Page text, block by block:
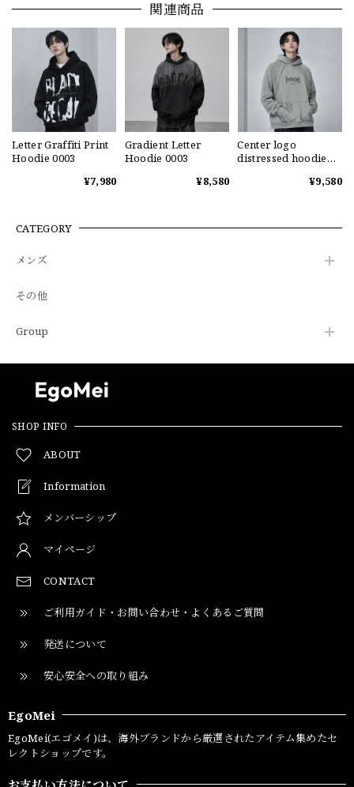
関連商品
Letter Graffiti Print
Hoodie 0003
¥7,980
Gradient Letter
Hoodie 0003
¥8,580
Center logo
distressed hoodie
¥9,580
CATEGORY
メンズ
その他
Group
SHOP INFO
ABOUT
Information
メンバーシップ
マイページ
CONTACT
ご利用ガイド・お問い合わせ・よくあるご質問
発送について
安心安全への取り組み
EgoMei
EgoMei(エゴメイ)は、海外ブランドから厳選されたアイテム集めたセ
レクトショップです。